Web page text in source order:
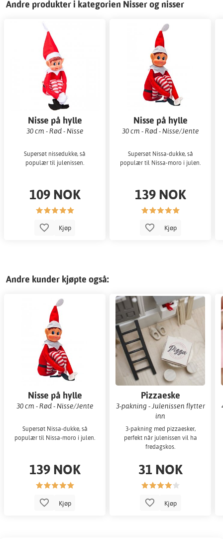
Andre produkter i kategorien Nisser og nisser
Nisse på hylle
30 cm - Rød - Nisse
Supersøt nissedukke, så
populær til julenissen.
109 NOK
Kjøp
Nisse på hylle
30 cm - Rød - Nisse/Jente
Supersøt Nissa-dukke, så
populær til Nissa-moro i julen.
139 NOK
Kjøp
Andre kunder kjøpte også:
Nisse på hylle
30 cm - Rød - Nisse/Jente
Supersøt Nissa-dukke, så
populær til Nissa-moro i julen.
139 NOK
Kjøp
Pizzaeske
3-pakning - Julenissen flytter
inn
3-pakning med pizzaesker,
perfekt når julenissen vil ha
fredagskos.
31 NOK
Kjøp